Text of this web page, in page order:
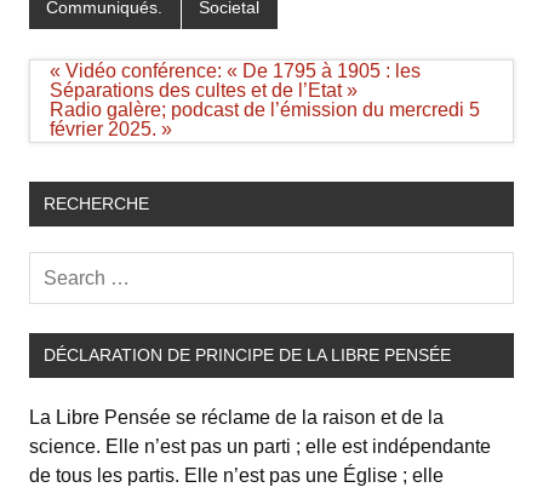
Communiqués. Societal
Navigation
de
l’article
« Vidéo conférence: « De 1795 à 1905 : les
Séparations des cultes et de l’Etat »
Radio galère; podcast de l’émission du mercredi 5
février 2025. »
RECHERCHE
DÉCLARATION DE PRINCIPE DE LA LIBRE PENSÉE
La Libre Pensée se réclame de la raison et de la
science. Elle n’est pas un parti ; elle est indépendante
de tous les partis. Elle n’est pas une Église ; elle